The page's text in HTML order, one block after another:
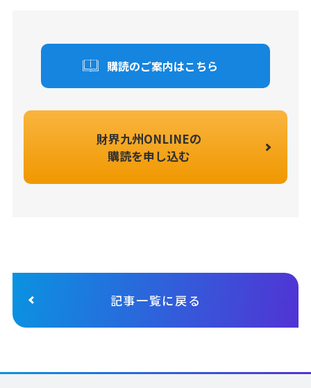
購読のご案内はこちら
財界九州ONLINEの
購読を申し込む
記事一覧に戻る